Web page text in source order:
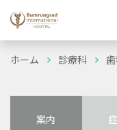
ホーム 診療科
案内